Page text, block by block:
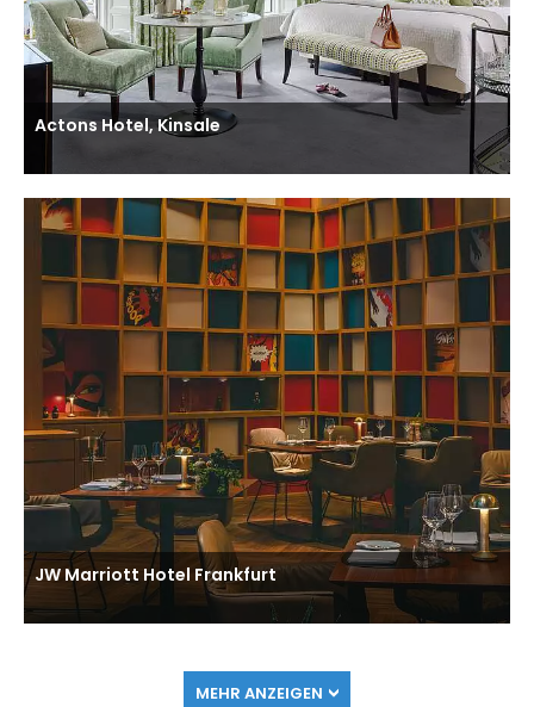
Actons Hotel, Kinsale
JW Marriott Hotel Frankfurt
MEHR ANZEIGEN